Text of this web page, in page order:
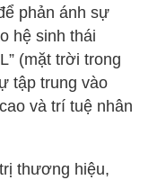
phản ánh sự
hệ sinh thái
(mặt trời trong
tập trung vào
và trí tuệ nhân
thương hiệu,